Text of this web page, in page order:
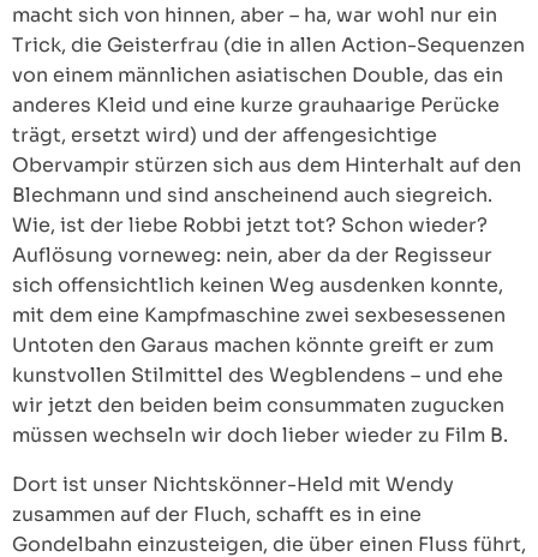
macht sich von hinnen, aber – ha, war wohl nur ein
Trick, die Geisterfrau (die in allen Action-Sequenzen
von einem männlichen asiatischen Double, das ein
anderes Kleid und eine kurze grauhaarige Perücke
trägt, ersetzt wird) und der affengesichtige
Obervampir stürzen sich aus dem Hinterhalt auf den
Blechmann und sind anscheinend auch siegreich.
Wie, ist der liebe Robbi jetzt tot? Schon wieder?
Auflösung vorneweg: nein, aber da der Regisseur
sich offensichtlich keinen Weg ausdenken konnte,
mit dem eine Kampfmaschine zwei sexbesessenen
Untoten den Garaus machen könnte greift er zum
kunstvollen Stilmittel des Wegblendens – und ehe
wir jetzt den beiden beim consummaten zugucken
müssen wechseln wir doch lieber wieder zu Film B.
Dort ist unser Nichtskönner-Held mit Wendy
zusammen auf der Fluch, schafft es in eine
Gondelbahn einzusteigen, die über einen Fluss führt,